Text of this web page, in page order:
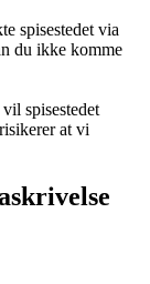
spisestedet via
du ikke komme
spisestedet
at vi